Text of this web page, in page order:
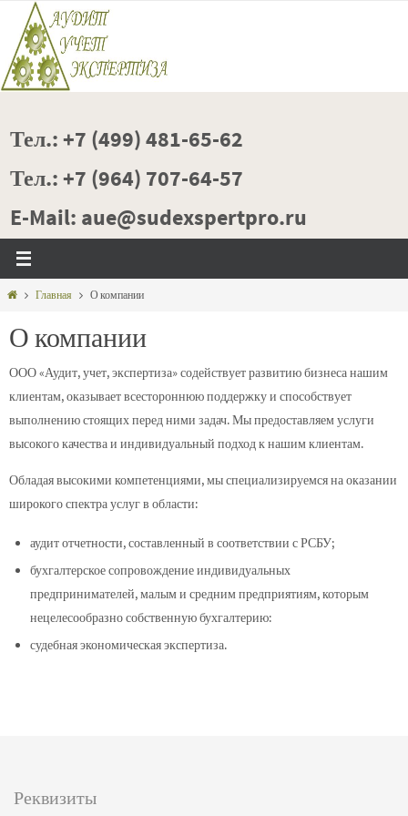
Перейти
содержимому
Тел.: +7 (499) 481-65-62
Тел.: +7 (964) 707-64-57
E-Mail: aue@sudexspertpro.ru
Главная
Главная О компании
О компании
ООО «Аудит, учет, экспертиза» содействует развитию бизнеса нашим
клиентам, оказывает всестороннюю поддержку и способствует
выполнению стоящих перед ними задач. Мы предоставляем услуги
высокого качества и индивидуальный подход к нашим клиентам.
Обладая высокими компетенциями, мы специализируемся на оказании
широкого спектра услуг в области:
аудит отчетности, составленный в соответствии с РСБУ;
бухгалтерское сопровождение индивидуальных
предпринимателей, малым и средним предприятиям, которым
нецелесообразно собственную бухгалтерию:
судебная экономическая экспертиза.
Реквизиты